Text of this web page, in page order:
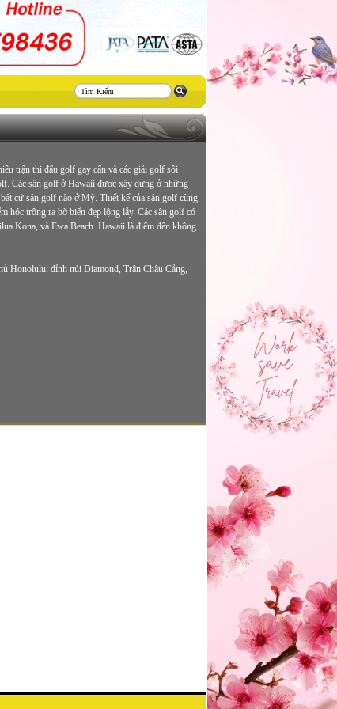
Thiết
kế
website
trận thi đấu golf gay cấn và các giải golf sôi
Các sân golf ở Hawaii được xây dựng ở những
cứ sân golf nào ở Mỹ. Thiết kế của sân golf cũng
hóc trông ra bờ biển đẹp lộng lẫy. Các sân golf có
Kona, và Ewa Beach. Hawaii là điểm đến không
Honolulu: đỉnh núi Diamond, Trân Châu Cảng,